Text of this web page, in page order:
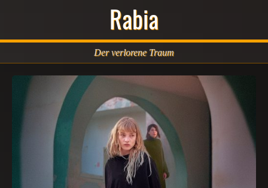
Rabia
Der verlorene Traum